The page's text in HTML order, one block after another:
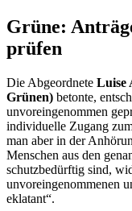
Grüne:
prüfen
Die Abgeordnete Luise
Grünen) betonte,
unvoreingenommen
individuelle Zugang
man aber in der
Menschen aus den
schutzbedürftig sind,
unvoreingenommenen
eklatant“.